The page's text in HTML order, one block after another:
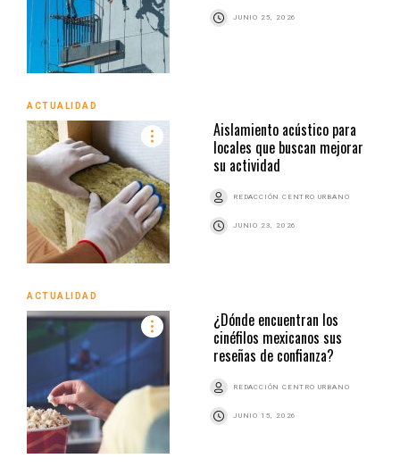
JUNIO 25, 2026
ACTUALIDAD
Aislamiento acústico para
locales que buscan mejorar
su actividad
REDACCIÓN CENTRO URBANO
JUNIO 23, 2026
ACTUALIDAD
¿Dónde encuentran los
cinéfilos mexicanos sus
reseñas de confianza?
REDACCIÓN CENTRO URBANO
JUNIO 15, 2026